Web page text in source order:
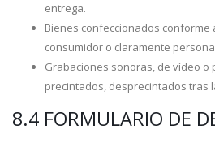
entrega.
Bienes confeccionados conforme
consumidor o claramente
Grabaciones sonoras, de vídeo o
precintados, desprecintados tras
8.4 FORMULARIO DE